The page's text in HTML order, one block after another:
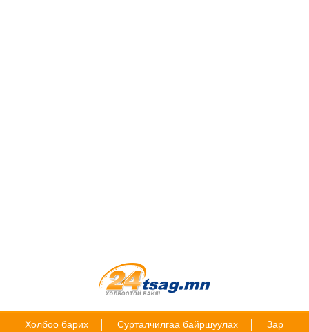
Холбоо барих Сурталчилгаа байршуулах
Зар